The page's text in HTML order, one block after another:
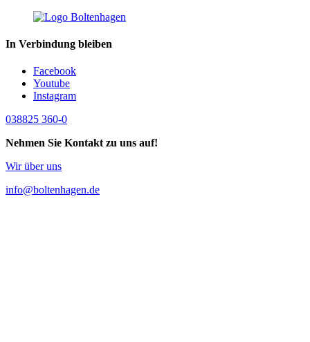
In Verbindung bleiben
Facebook
Youtube
Instagram
038825 360-0
Nehmen Sie Kontakt zu uns auf!
Wir über uns
info@boltenhagen.de